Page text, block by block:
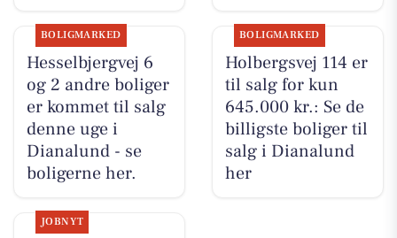
BOLIGMARKED
Hesselbjergvej 6
og 2 andre boliger
er kommet til salg
denne uge i
Dianalund - se
boligerne her.
BOLIGMARKED
Holbergsvej 114 er
til salg for kun
645.000 kr.: Se de
billigste boliger til
salg i Dianalund
her
JOBNYT